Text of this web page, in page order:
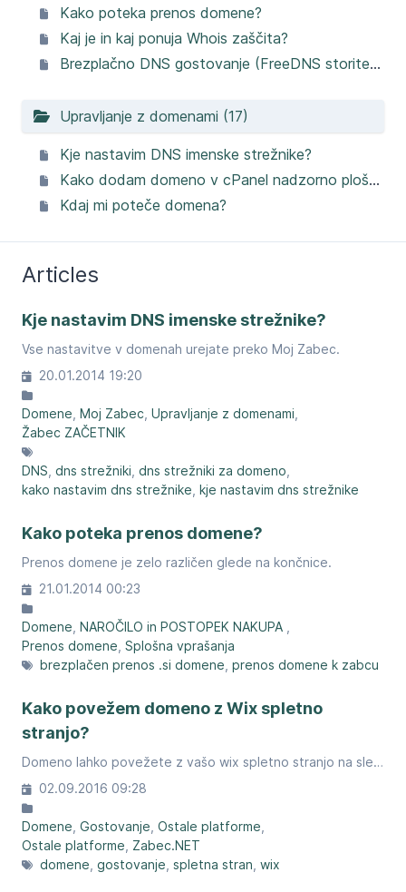
Kako poteka prenos domene?
Kaj je in kaj ponuja Whois zaščita?
Brezplačno DNS gostovanje (FreeDNS storitev) - navodila za vklop in vnos zapisov
Upravljanje z domenami (17)
Kje nastavim DNS imenske strežnike?
Kako dodam domeno v cPanel nadzorno ploščo?
Kdaj mi poteče domena?
Articles
Kje nastavim DNS imenske strežnike?
Vse nastavitve v domenah urejate preko Moj Zabec.
20.01.2014 19:20
Domene Moj Zabec Upravljanje z domenami
Žabec ZAČETNIK
DNS dns strežniki dns strežniki za domeno
kako nastavim dns strežnike kje nastavim dns strežnike
Kako poteka prenos domene?
Prenos domene je zelo različen glede na končnice.
21.01.2014 00:23
Domene NAROČILO in POSTOPEK NAKUPA
Prenos domene Splošna vprašanja
brezplačen prenos .si domene prenos domene k zabcu
Kako povežem domeno z Wix spletno
stranjo?
Domeno lahko povežete z vašo wix spletno stranjo na sledeči način.
02.09.2016 09:28
Domene Gostovanje Ostale platforme
Ostale platforme Zabec.NET
domene gostovanje spletna stran wix